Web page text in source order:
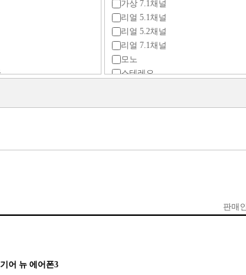
가상 7.1채널
리얼 5.1채널
리얼 5.2채널
리얼 7.1채널
모노
스테레오